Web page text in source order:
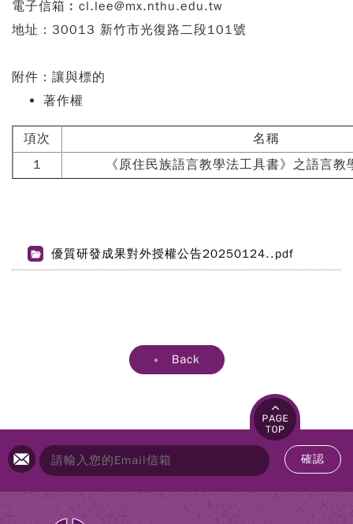
電子信箱︰cl.lee@mx.nthu.edu.tw
地址：30013 新竹市光復路二段101號
附件：讓與標的
著作權
項次
名稱
1
《原住民族語言教學法工具書》之語言教
優質研發成果對外授權公告20250124..pdf
« Back
確認